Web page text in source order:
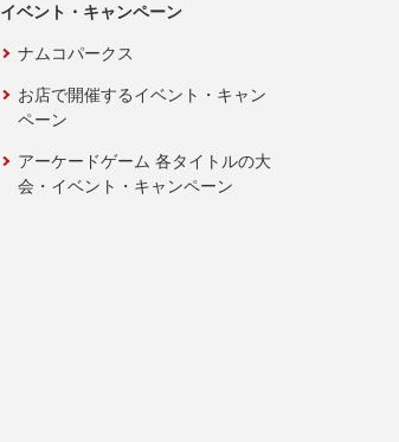
イベント・キャンペーン
ナムコパークス
お店で開催するイベント・キャン
ペーン
アーケードゲーム 各タイトルの大
会・イベント・キャンペーン